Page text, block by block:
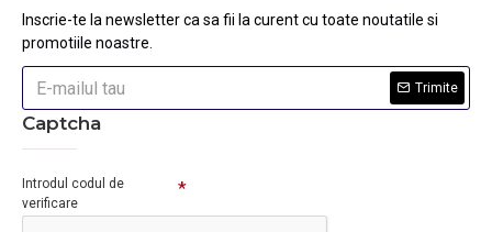
Inscrie-te la newsletter ca sa fii la curent cu toate noutatile si
promotiile noastre.
Trimite
Captcha
Introdul codul de
verificare